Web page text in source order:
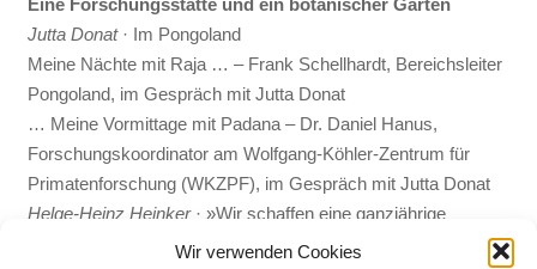
Wir verwenden Cookies
Jutta Donat· Im Pongoland
Meine Nächte mit Raja … – Frank Schellhardt, Bereichsleiter
Pongoland, im Gespräch mit Jutta Donat
… Meine Vormittage mit Padana – Dr. Daniel Hanus,
Forschungskoordinator am Wolfgang-Köhler-Zentrum für
Primatenforschung (WKZPF), im Gespräch mit Jutta Donat
Helge-Heinz Heinker· »Wir schaffen eine ganzjährige
Attraktion«. Menschliche Schöpfungsakte beflügeln die